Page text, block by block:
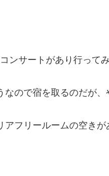
ンサートがあり行ってみ
なので宿を取るのだが、
フリールームの空きが